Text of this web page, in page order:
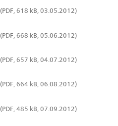
(PDF, 618 kB, 03.05.2012)
(PDF, 668 kB, 05.06.2012)
(PDF, 657 kB, 04.07.2012)
(PDF, 664 kB, 06.08.2012)
(PDF, 485 kB, 07.09.2012)